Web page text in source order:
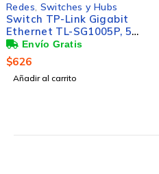
Redes Switches y Hubs
Switch TP-Link Gigabit
Ethernet TL-SG1005P, 5
Puertos 10/100/1000 (4x
PoE), 10Gbit/s, 2000
Entradas - No
Administrable
$626
Añadir al carrito